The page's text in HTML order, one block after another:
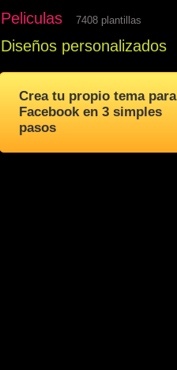
Peliculas 7408 plantillas
Diseños personalizados
Crea tu propio tema para
Facebook en 3 simples
pasos